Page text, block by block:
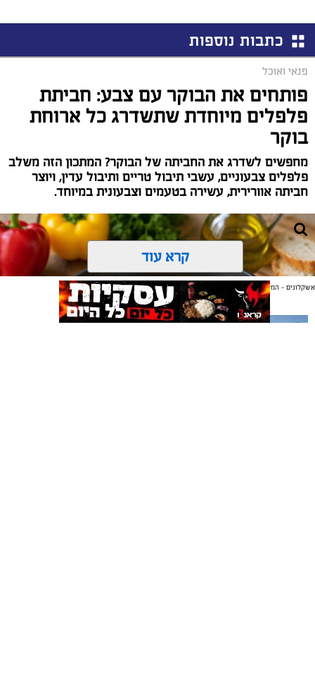
כתבות נוספות
פנאי ואוכל
פותחים את הבוקר עם צבע: חביתת
פלפלים מיוחדת שתשדרג כל ארוחת
בוקר
מחפשים לשדרג את החביתה של הבוקר? המתכון הזה משלב
פלפלים צבעוניים, עשבי תיבול טריים ותיבול עדין, ויוצר
חביתה אוורירית, עשירה בטעמים וצבעונית במיוחד.
קרא עוד
אשקלונים - המקומון היומי של אשקלון באינטרנט
אולי יעניין אותך גם